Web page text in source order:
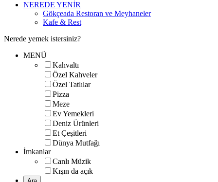
NEREDE YENİR
Gökçeada Restoran ve Meyhaneler
Kafe & Rest
Nerede yemek istersiniz?
MENÜ
Kahvaltı
Özel Kahveler
Özel Tatlılar
Pizza
Meze
Ev Yemekleri
Deniz Ürünleri
Et Çeşitleri
Dünya Mutfağı
İmkanlar
Canlı Müzik
Kışın da açık